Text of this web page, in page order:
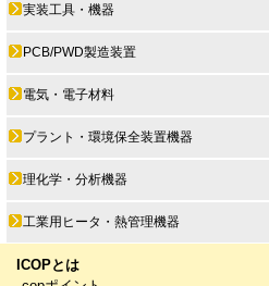
実装工具・機器
PCB/PWD製造装置
電気・電子材料
プラント・環境保全装置機器
理化学・分析機器
工業用ヒータ・熱管理機器
ICOPとは